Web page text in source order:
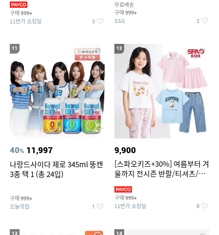
구매 999+
11번가 쇼킹딜 3
무료배송
구매 999+
SSG 2
11
40% 11,997
나랑드사이다 제로 345ml 뚱캔
3종 택 1 (총 24입)
구매 999+
오늘의집 1
12
9,900
[스파오키즈+30%] 여름부터 겨
울까지 전시즌 반팔/티셔츠/셋
구매 999+
11번가 쇼킹딜 8
13 14